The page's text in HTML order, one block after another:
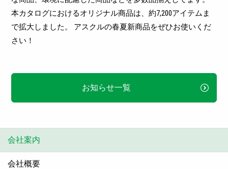
本カタログにおけるオリジナル商品は、約7,200アイテムま
で拡大しました。
アスクルの春夏新商品をぜひお使いくだ
さい！
お知らせ一覧
会社案内
会社概要